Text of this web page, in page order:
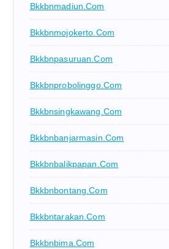
Bkkbnmadiun.com
Bkkbnmojokerto.com
Bkkbnpasuruan.com
Bkkbnprobolinggo.com
Bkkbnsingkawang.com
Bkkbnbanjarmasin.com
Bkkbnbalikpapan.com
Bkkbnbontang.com
Bkkbntarakan.com
Bkkbnbima.com